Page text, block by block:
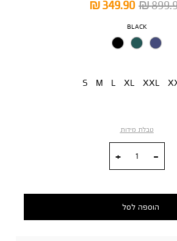
מחיר
מוצר
349.90 ₪
צבע
BLACK
S M L XL XXL
טבלת מידות
הוספה לסל